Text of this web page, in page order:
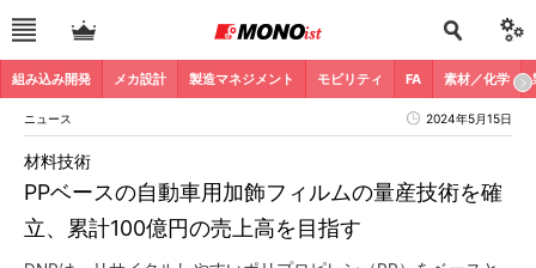
組み込み開発 メカ設計 製造マネジメント モビリティ FA 素材／化学
ニュース 2024年5月15日
PPベースの自動車用加飾フィルムの量産技術を確
立、累計100億円の売上高を目指す
材料技術